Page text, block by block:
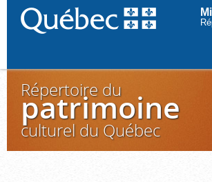
Répertoire du
patrimoine
culturel du Québec